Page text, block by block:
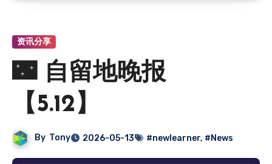
资讯分享
🌃 自留地晚报
【5.12】
By Tony 2026-05-13 #newlearner, #News